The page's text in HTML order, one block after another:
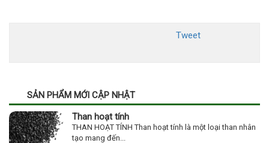
Tweet
SẢN PHẨM MỚI CẬP NHẬT
Than hoạt tính
THAN HOẠT TÍNH Than hoạt tính là một loại than nhân
tạo mang đến...